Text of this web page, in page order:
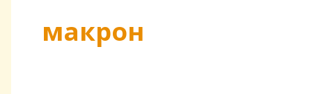
макрон